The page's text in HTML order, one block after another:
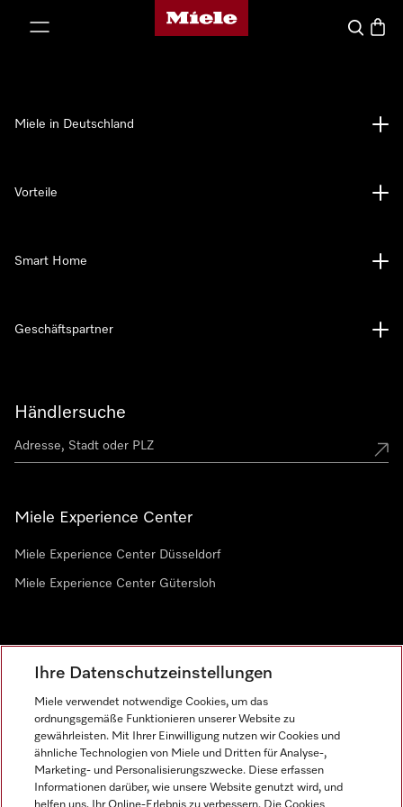
Miele-Homepage
Suche
Händlersuche
Miele Experience Center
Miele Experience Center Düsseldorf
Miele Experience Center Gütersloh
Miele in Deutschland
Vorteile
Smart Home
Geschäftspartner
Ihre Datenschutzeinstellungen
Miele verwendet notwendige Cookies, um das
ordnungsgemäße Funktionieren unserer Website zu
gewährleisten. Mit Ihrer Einwilligung nutzen wir Cookies und
ähnliche Technologien von Miele und Dritten für Analyse-,
Marketing- und Personalisierungszwecke. Diese erfassen
Informationen darüber, wie unsere Website genutzt wird, und